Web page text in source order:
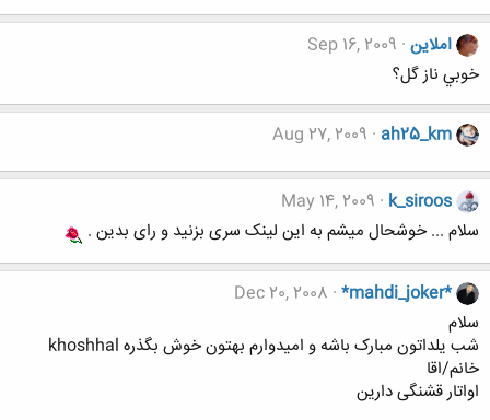
املاين Sep 16, 2009
خوبي ناز گل؟
ah25_km
Aug 27, 2009
k_siroos
May 14, 2009
سلام ... خوشحال میشم به این لینک سری بزنید و رای بدین .
*mahdi_joker*
Dec 20, 2008
سلام
شب یلداتون مبارک باشه و امیدوارم بهتون خوش بگذره khoshhal
خانم/اقا
اواتار قشنگی دارین